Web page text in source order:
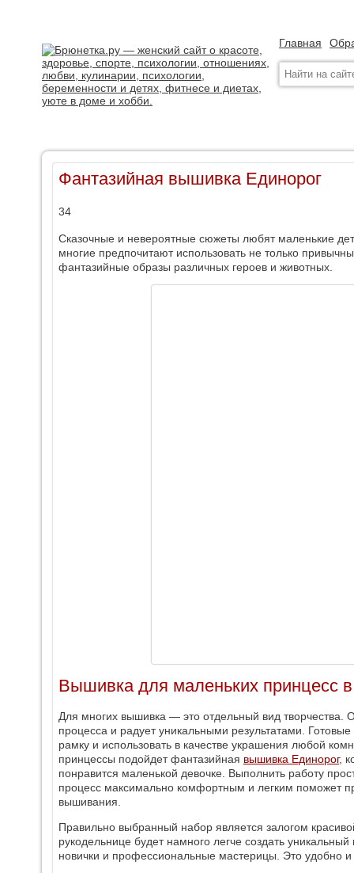
Главная
Фантазийная вышивка Единорог
34
Сказочные и невероятные сюжеты любят маленькие
многие предпочитают использовать не только
фантазийные образы различных героев и животных.
Вышивка для маленьких принцесс
Для многих вышивка — это отдельный вид творчества.
процесса и радует уникальными результатами.
рамку и использовать в качестве украшения любой
принцессы подойдет фантазийная вышивка Единорог,
понравится маленькой девочке. Выполнить работу
процесс максимально комфортным и легким поможет
вышивания.
Правильно выбранный набор является залогом
рукодельнице будет намного легче создать
новички и профессиональные мастерицы. Это удобно